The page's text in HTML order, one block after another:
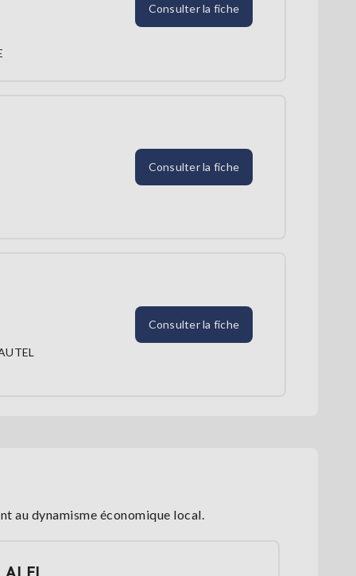
Consulter la fiche
Consulter la fiche
Consulter la fiche
au dynamisme économique local.